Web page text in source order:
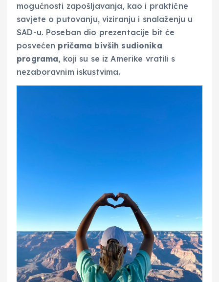
mogućnosti zapošljavanja, kao i praktične
savjete o putovanju, viziranju i snalaženju u
SAD-u. Poseban dio prezentacije bit će
posvećen pričama bivših sudionika
programa, koji su se iz Amerike vratili s
nezaboravnim iskustvima.